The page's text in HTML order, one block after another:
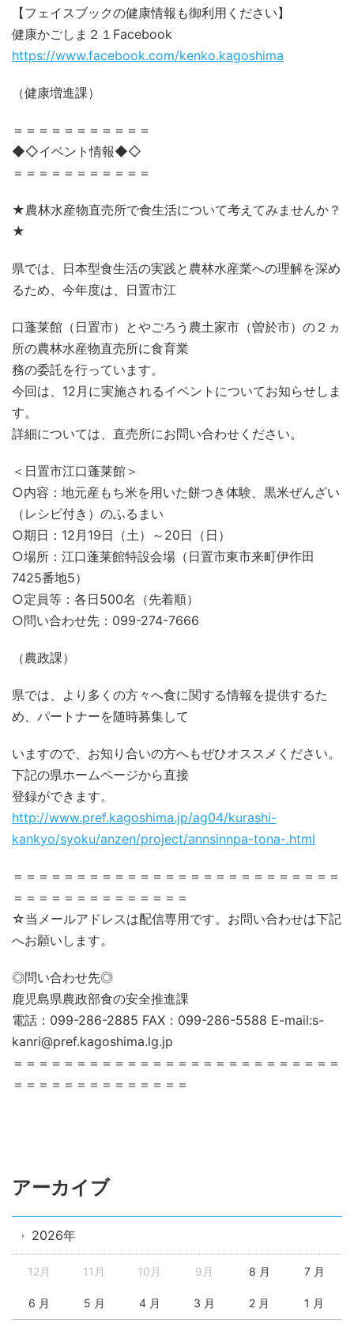
【フェイスブックの健康情報も御利用ください】
健康かごしま２１Facebook
https://www.facebook.com/kenko.kagoshima
（健康増進課）
＝＝＝＝＝＝＝＝＝＝＝
◆◇イベント情報◆◇
＝＝＝＝＝＝＝＝＝＝＝
★農林水産物直売所で食生活について考えてみませんか？
★
県では、日本型食生活の実践と農林水産業への理解を深め
るため、今年度は、日置市江
口蓬莱館（日置市）とやごろう農土家市（曽於市）の２ヵ
所の農林水産物直売所に食育業
務の委託を行っています。
今回は、12月に実施されるイベントについてお知らせしま
す。
詳細については、直売所にお問い合わせください。
＜日置市江口蓬莱館＞
○内容：地元産もち米を用いた餅つき体験、黒米ぜんざい
（レシピ付き）のふるまい
○期日：12月19日（土）～20日（日）
○場所：江口蓬莱館特設会場（日置市東市来町伊作田
7425番地5）
○定員等：各日500名（先着順）
○問い合わせ先：099-274-7666
（農政課）
県では、より多くの方々へ食に関する情報を提供するた
め、パートナーを随時募集して
いますので、お知り合いの方へもぜひオススメください。
下記の県ホームページから直接
登録ができます。
http://www.pref.kagoshima.jp/ag04/kurashi-
kankyo/syoku/anzen/project/annsinnpa-tona-.html
＝＝＝＝＝＝＝＝＝＝＝＝＝＝＝＝＝＝＝＝＝＝＝＝＝＝
＝＝＝＝＝＝＝＝＝＝＝＝＝＝
☆当メールアドレスは配信専用です。お問い合わせは下記
へお願いします。
◎問い合わせ先◎
鹿児島県農政部食の安全推進課
電話：099-286-2885 FAX：099-286-5588 E-mail:s-
kanri@pref.kagoshima.lg.jp
＝＝＝＝＝＝＝＝＝＝＝＝＝＝＝＝＝＝＝＝＝＝＝＝＝＝
＝＝＝＝＝＝＝＝＝＝＝＝＝＝
アーカイブ
2026年
12月 11月 10月 9月 8 月 7 月
6 月 5 月 4 月 3 月 2 月 1 月